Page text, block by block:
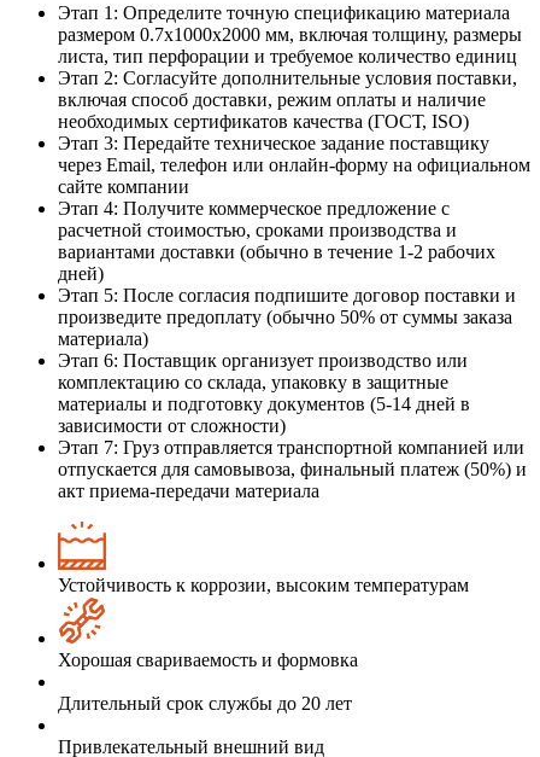
Этап 1: Определите точную спецификацию материала
размером 0.7х1000х2000 мм, включая толщину, размеры
листа, тип перфорации и требуемое количество единиц
Этап 2: Согласуйте дополнительные условия поставки,
включая способ доставки, режим оплаты и наличие
необходимых сертификатов качества (ГОСТ, ISO)
Этап 3: Передайте техническое задание поставщику
через Email, телефон или онлайн-форму на официальном
сайте компании
Этап 4: Получите коммерческое предложение с
расчетной стоимостью, сроками производства и
вариантами доставки (обычно в течение 1-2 рабочих
дней)
Этап 5: После согласия подпишите договор поставки и
произведите предоплату (обычно 50% от суммы заказа
материала)
Этап 6: Поставщик организует производство или
комплектацию со склада, упаковку в защитные
материалы и подготовку документов (5-14 дней в
зависимости от сложности)
Этап 7: Груз отправляется транспортной компанией или
отпускается для самовывоза, финальный платеж (50%) и
акт приема-передачи материала
Устойчивость к коррозии, высоким температурам
Хорошая свариваемость и формовка
Длительный срок службы до 20 лет
Привлекательный внешний вид